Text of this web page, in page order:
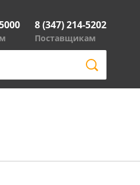
8 (347) 214-5202
Поставщикам